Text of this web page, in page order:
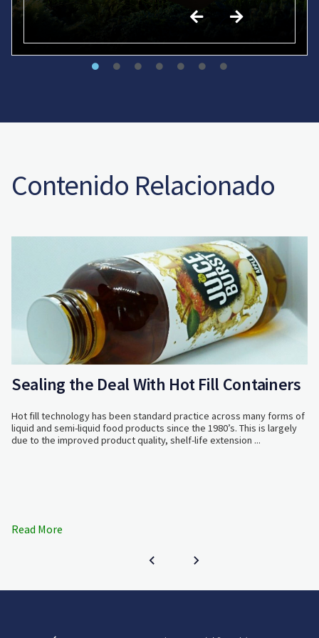
Contenido Relacionado
Sealing the Deal With Hot Fill Containers
Hot fill technology has been standard practice across many forms of
liquid and semi-liquid food products since the 1980’s. This is largely
due to the improved product quality, shelf-life extension ...
Read More